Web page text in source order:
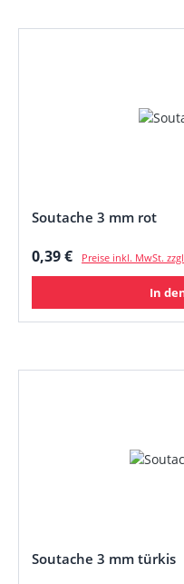
Soutache 3 mm rot
Regulärer Preis:
0,39 € Preise inkl. MwSt.
In
Soutache 3 mm türkis